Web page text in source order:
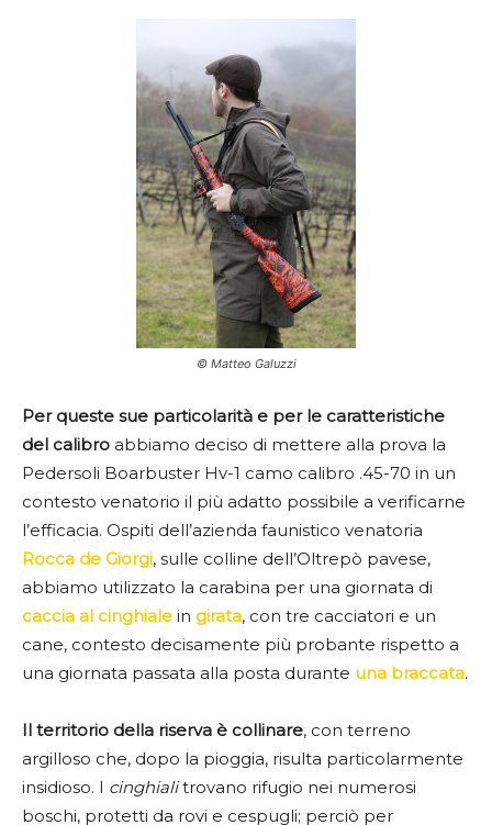
© Matteo Galuzzi
Per queste sue particolarità e per le caratteristiche
del calibro abbiamo deciso di mettere alla prova la
Pedersoli Boarbuster Hv-1 camo calibro .45-70 in un
contesto venatorio il più adatto possibile a verificarne
l’efficacia. Ospiti dell’azienda faunistico venatoria
Rocca de Giorgi, sulle colline dell’Oltrepò pavese,
abbiamo utilizzato la carabina per una giornata di
caccia al cinghiale in girata, con tre cacciatori e un
cane, contesto decisamente più probante rispetto a
una giornata passata alla posta durante una braccata.
Il territorio della riserva è collinare, con terreno
argilloso che, dopo la pioggia, risulta particolarmente
insidioso. I cinghialitrovano rifugio nei numerosi
boschi, protetti da rovi e cespugli; perciò per